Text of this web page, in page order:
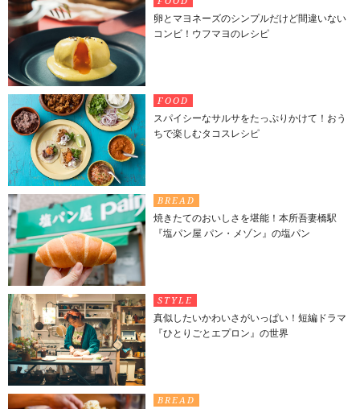
卵とマヨネーズのシンプルだけど間違いない
コンビ！ウフマヨのレシピ
FOOD
スパイシーなサルサをたっぷりかけて！おう
ちで楽しむタコスレシピ
BREAD
焼きたてのおいしさを堪能！本所吾妻橋駅
『塩パン屋 パン・メゾン』の塩パン
STYLE
真似したいかわいさがいっぱい！短編ドラマ
『ひとりごとエプロン』の世界
BREAD